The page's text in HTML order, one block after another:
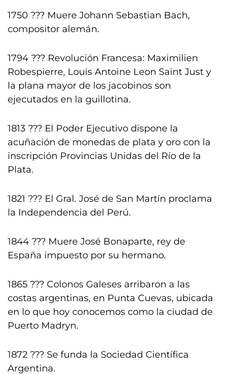
1750 ??? Muere Johann Sebastian Bach,
compositor alemán.
1794 ??? Revolución Francesa: Maximilien
Robespierre, Louis Antoine Leon Saint Just y
la plana mayor de los jacobinos son
ejecutados en la guillotina.
1813 ??? El Poder Ejecutivo dispone la
acuñación de monedas de plata y oro con la
inscripción Provincias Unidas del Río de la
Plata.
1821 ??? El Gral. José de San Martín proclama
la Independencia del Perú.
1844 ??? Muere José Bonaparte, rey de
España impuesto por su hermano.
1865 ??? Colonos Galeses arribaron a las
costas argentinas, en Punta Cuevas, ubicada
en lo que hoy conocemos como la ciudad de
Puerto Madryn.
1872 ??? Se funda la Sociedad Científica
Argentina.